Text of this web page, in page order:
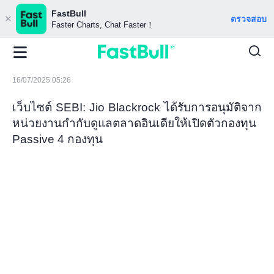
FastBull
Faster Charts, Chat Faster！
ตรวจสอบ
16/07/2025 05:26
เว็บไซต์ SEBI: Jio Blackrock ได้รับการอนุมัติจาก
หน่วยงานกำกับดูแลตลาดอินเดียให้เปิดตัวกองทุน
Passive 4 กองทุน